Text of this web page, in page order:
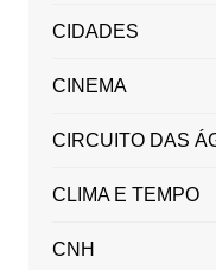
CIDADES
CINEMA
CIRCUITO DAS
CLIMA E TEMPO
CNH